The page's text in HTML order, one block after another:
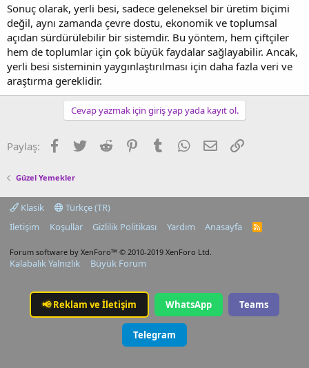
Sonuç olarak, yerli besi, sadece geleneksel bir üretim biçimi
değil, aynı zamanda çevre dostu, ekonomik ve toplumsal
açıdan sürdürülebilir bir sistemdir. Bu yöntem, hem çiftçiler
hem de toplumlar için çok büyük faydalar sağlayabilir. Ancak,
yerli besi sisteminin yaygınlaştırılması için daha fazla veri ve
araştırma gereklidir.
Cevap yazmak için giriş yap yada kayıt ol.
Paylaş: Facebook
TwitterReddit PinterestTumblrWhatsApp
E-postaLink
Güzel Yemekler
Klasik
Türkçe (TR)
İletişim
Koşullar Gizlilik Politikası Yardım Anasayfa
R
Forum software by XenForo™ © 2010-2019 XenForo Ltd.
Kalabalık Yalnızlık Büyük Forum
📢Reklam ve İletişim WhatsApp Teams
Telegram